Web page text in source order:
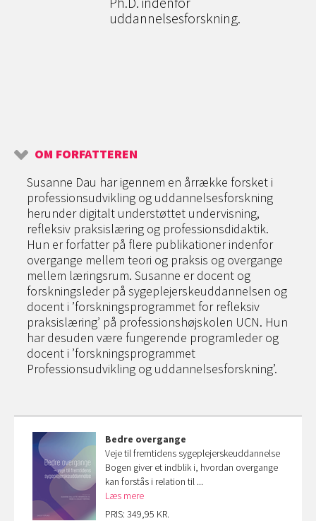
uddannelsesforskning.
OM FORFATTEREN
Susanne Dau har igennem en årrække forsket i
professionsudvikling og uddannelsesforskning
herunder digitalt understøttet undervisning,
refleksiv praksislæring og professionsdidaktik.
Hun er forfatter på flere publikationer indenfor
overgange mellem teori og praksis og overgange
mellem læringsrum. Susanne er docent og
forskningsleder på sygeplejerskeuddannelsen og
docent i ’forskningsprogrammet for refleksiv
praksislæring’ på professionshøjskolen UCN. Hun
har desuden være fungerende programleder og
docent i ’forskningsprogrammet
Professionsudvikling og uddannelsesforskning’.
Bedre overgange
Veje til fremtidens sygeplejerskeuddannelse
Bogen giver et indblik i, hvordan overgange
kan forstås i relation til ...
Læs mere
PRIS: 349,95 KR.